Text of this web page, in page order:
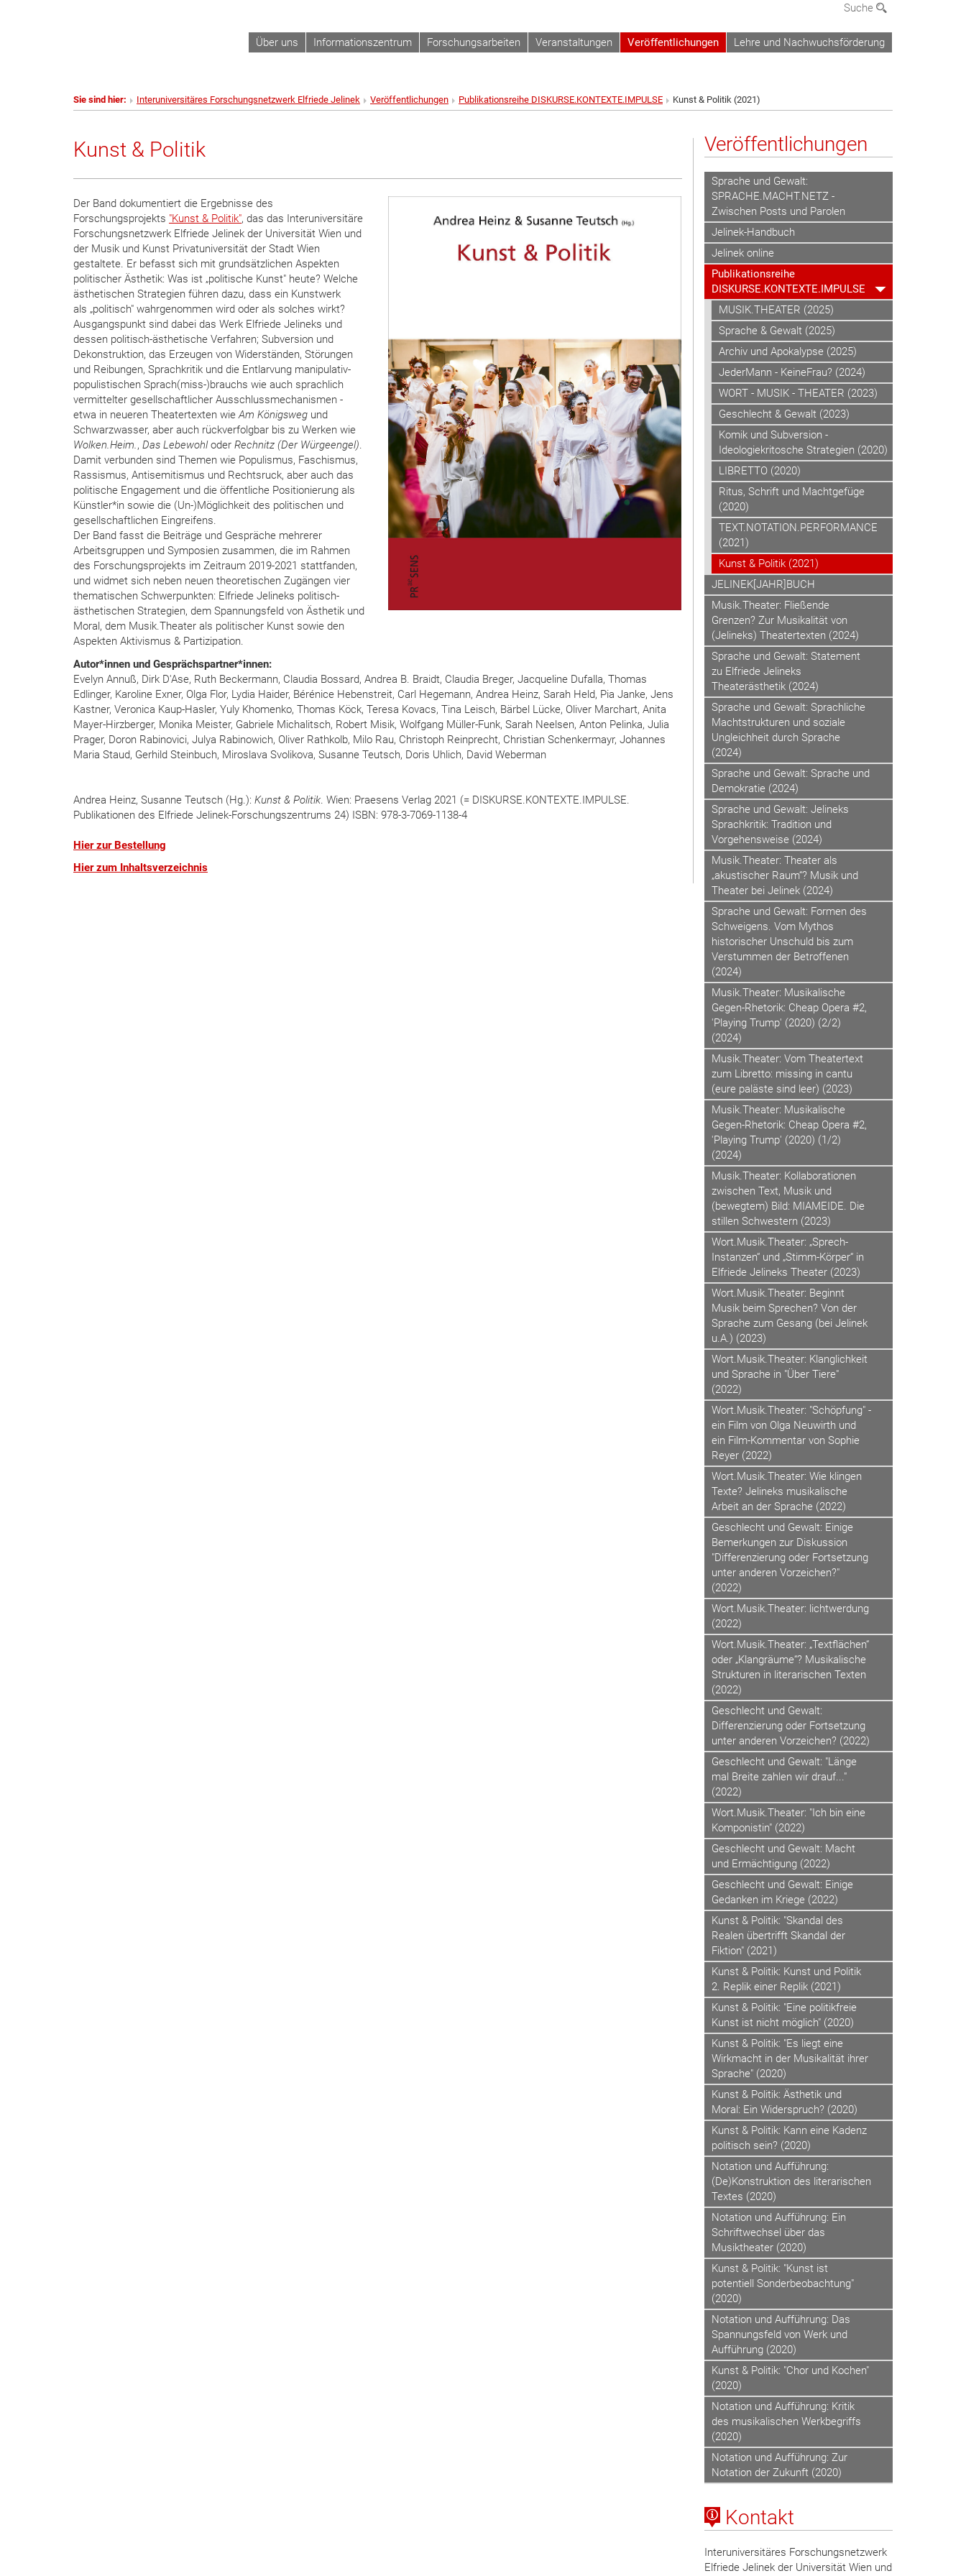
Suche
Über uns Informationszentrum Forschungsarbeiten Veranstaltungen Veröffentlichungen Lehre und Nachwuchsförderung
Sie sind hier: Interuniversitäres Forschungsnetzwerk Elfriede Jelinek Veröffentlichungen Publikationsreihe DISKURSE.KONTEXTE.IMPULSE Kunst & Politik (2021)
Kunst & Politik
Der Band dokumentiert die Ergebnisse des
Forschungsprojekts "Kunst & Politik", das das Interuniversitäre
Forschungsnetzwerk Elfriede Jelinek der Universität Wien und
der Musik und Kunst Privatuniversität der Stadt Wien
gestaltete. Er befasst sich mit grundsätzlichen Aspekten
politischer Ästhetik: Was ist „politische Kunst" heute? Welche
ästhetischen Strategien führen dazu, dass ein Kunstwerk
als „politisch" wahrgenommen wird oder als solches wirkt?
Ausgangspunkt sind dabei das Werk Elfriede Jelineks und
dessen politisch-ästhetische Verfahren; Subversion und
Dekonstruktion, das Erzeugen von Widerständen, Störungen
und Reibungen, Sprachkritik und die Entlarvung manipulativ-
populistischen Sprach(miss-)brauchs wie auch sprachlich
vermittelter gesellschaftlicher Ausschlussmechanismen -
etwa in neueren Theatertexten wieAm Königsweg und
Schwarzwasser, aber auch rückverfolgbar bis zu Werken wie
Wolken.Heim., Das Lebewohloder Rechnitz (Der Würgeengel).
Damit verbunden sind Themen wie Populismus, Faschismus,
Rassismus, Antisemitismus und Rechtsruck, aber auch das
politische Engagement und die öffentliche Positionierung als
Künstler*in sowie die (Un-)Möglichkeit des politischen und
gesellschaftlichen Eingreifens.
Der Band fasst die Beiträge und Gespräche mehrerer
Arbeitsgruppen und Symposien zusammen, die im Rahmen
des Forschungsprojekts im Zeitraum 2019-2021 stattfanden,
und widmet sich neben neuen theoretischen Zugängen vier
thematischen Schwerpunkten: Elfriede Jelineks politisch-
ästhetischen Strategien, dem Spannungsfeld von Ästhetik und
Moral, dem Musik.Theater als politischer Kunst sowie den
Aspekten Aktivismus & Partizipation.
Autor*innen und Gesprächspartner*innen:
Evelyn Annuß, Dirk D'Ase, Ruth Beckermann, Claudia Bossard, Andrea B. Braidt, Claudia Breger, Jacqueline Dufalla, Thomas
Edlinger, Karoline Exner, Olga Flor, Lydia Haider, Bérénice Hebenstreit, Carl Hegemann, Andrea Heinz, Sarah Held, Pia Janke, Jens
Kastner, Veronica Kaup-Hasler, Yuly Khomenko, Thomas Köck, Teresa Kovacs, Tina Leisch, Bärbel Lücke, Oliver Marchart, Anita
Mayer-Hirzberger, Monika Meister, Gabriele Michalitsch, Robert Misik, Wolfgang Müller-Funk, Sarah Neelsen, Anton Pelinka, Julia
Prager, Doron Rabinovici, Julya Rabinowich, Oliver Rathkolb, Milo Rau, Christoph Reinprecht, Christian Schenkermayr, Johannes
Maria Staud, Gerhild Steinbuch, Miroslava Svolikova, Susanne Teutsch, Doris Uhlich, David Weberman
Andrea Heinz, Susanne Teutsch (Hg.): Kunst & Politik. Wien: Praesens Verlag 2021 (= DISKURSE.KONTEXTE.IMPULSE.
Publikationen des Elfriede Jelinek-Forschungszentrums 24) ISBN: 978-3-7069-1138-4
Hier zur Bestellung
Hier zum Inhaltsverzeichnis
Veröffentlichungen
Sprache und Gewalt:
SPRACHE.MACHT.NETZ -
Zwischen Posts und Parolen
Jelinek-Handbuch
Jelinek online
Publikationsreihe
DISKURSE.KONTEXTE.IMPULSE
MUSIK.THEATER (2025)
Sprache & Gewalt (2025)
Archiv und Apokalypse (2025)
JederMann - KeineFrau? (2024)
WORT - MUSIK - THEATER (2023)
Geschlecht & Gewalt (2023)
Komik und Subversion -
Ideologiekritosche Strategien (2020)
LIBRETTO (2020)
Ritus, Schrift und Machtgefüge
(2020)
TEXT.NOTATION.PERFORMANCE
(2021)
Kunst & Politik (2021)
JELINEK[JAHR]BUCH
Musik.Theater: Fließende
Grenzen? Zur Musikalität von
(Jelineks) Theatertexten (2024)
Sprache und Gewalt: Statement
zu Elfriede Jelineks
Theaterästhetik (2024)
Sprache und Gewalt: Sprachliche
Machtstrukturen und soziale
Ungleichheit durch Sprache
(2024)
Sprache und Gewalt: Sprache und
Demokratie (2024)
Sprache und Gewalt: Jelineks
Sprachkritik: Tradition und
Vorgehensweise (2024)
Musik.Theater: Theater als
„akustischer Raum“? Musik und
Theater bei Jelinek (2024)
Sprache und Gewalt: Formen des
Schweigens. Vom Mythos
historischer Unschuld bis zum
Verstummen der Betroffenen
(2024)
Musik.Theater: Musikalische
Gegen-Rhetorik: Cheap Opera #2,
'Playing Trump' (2020) (2/2)
(2024)
Musik.Theater: Vom Theatertext
zum Libretto: missing in cantu
(eure paläste sind leer) (2023)
Musik.Theater: Musikalische
Gegen-Rhetorik: Cheap Opera #2,
'Playing Trump' (2020) (1/2)
(2024)
Musik.Theater: Kollaborationen
zwischen Text, Musik und
(bewegtem) Bild: MIAMEIDE. Die
stillen Schwestern (2023)
Wort.Musik.Theater: „Sprech-
Instanzen“ und „Stimm-Körper“ in
Elfriede Jelineks Theater (2023)
Wort.Musik.Theater: Beginnt
Musik beim Sprechen? Von der
Sprache zum Gesang (bei Jelinek
u.A.) (2023)
Wort.Musik.Theater: Klanglichkeit
und Sprache in "Über Tiere"
(2022)
Wort.Musik.Theater: "Schöpfung" -
ein Film von Olga Neuwirth und
ein Film-Kommentar von Sophie
Reyer (2022)
Wort.Musik.Theater: Wie klingen
Texte? Jelineks musikalische
Arbeit an der Sprache (2022)
Geschlecht und Gewalt: Einige
Bemerkungen zur Diskussion
"Differenzierung oder Fortsetzung
unter anderen Vorzeichen?"
(2022)
Wort.Musik.Theater: lichtwerdung
(2022)
Wort.Musik.Theater: „Textflächen“
oder „Klangräume“? Musikalische
Strukturen in literarischen Texten
(2022)
Geschlecht und Gewalt:
Differenzierung oder Fortsetzung
unter anderen Vorzeichen? (2022)
Geschlecht und Gewalt: "Länge
mal Breite zahlen wir drauf..."
(2022)
Wort.Musik.Theater: "Ich bin eine
Komponistin" (2022)
Geschlecht und Gewalt: Macht
und Ermächtigung (2022)
Geschlecht und Gewalt: Einige
Gedanken im Kriege (2022)
Kunst & Politik: "Skandal des
Realen übertrifft Skandal der
Fiktion" (2021)
Kunst & Politik: Kunst und Politik
2. Replik einer Replik (2021)
Kunst & Politik: "Eine politikfreie
Kunst ist nicht möglich" (2020)
Kunst & Politik: "Es liegt eine
Wirkmacht in der Musikalität ihrer
Sprache" (2020)
Kunst & Politik: Ästhetik und
Moral: Ein Widerspruch? (2020)
Kunst & Politik: Kann eine Kadenz
politisch sein? (2020)
Notation und Aufführung:
(De)Konstruktion des literarischen
Textes (2020)
Notation und Aufführung: Ein
Schriftwechsel über das
Musiktheater (2020)
Kunst & Politik: "Kunst ist
potentiell Sonderbeobachtung"
(2020)
Notation und Aufführung: Das
Spannungsfeld von Werk und
Aufführung (2020)
Kunst & Politik: "Chor und Kochen"
(2020)
Notation und Aufführung: Kritik
des musikalischen Werkbegriffs
(2020)
Notation und Aufführung: Zur
Notation der Zukunft (2020)
Kontakt
Interuniversitäres Forschungsnetzwerk
Elfriede Jelinek der Universität Wien und